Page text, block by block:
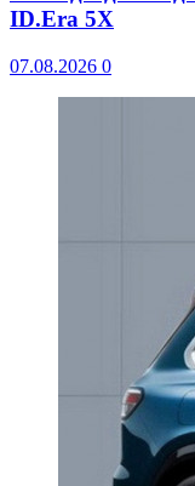
ID.Era 5X
07.08.2026 0